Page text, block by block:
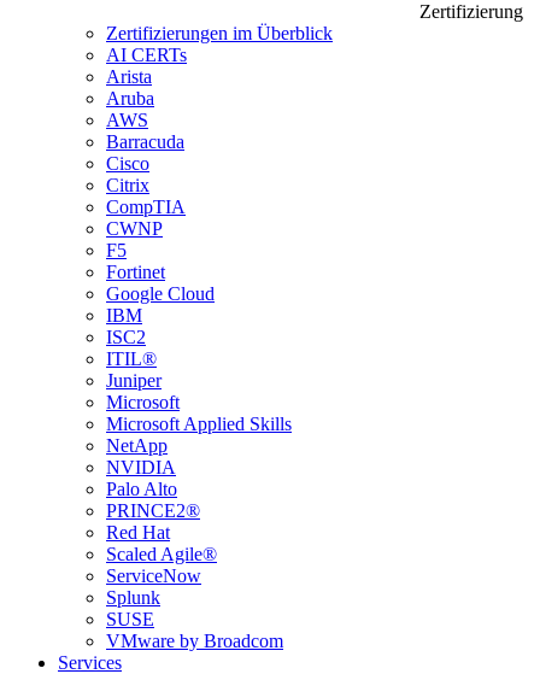
Zertifizierung
Zertifizierungen im Überblick
AI CERTs
Arista
Aruba
AWS
Barracuda
Cisco
Citrix
CompTIA
CWNP
F5
Fortinet
Google Cloud
IBM
ISC2
ITIL®
Juniper
Microsoft
Microsoft Applied Skills
NetApp
NVIDIA
Palo Alto
PRINCE2®
Red Hat
Scaled Agile®
ServiceNow
Splunk
SUSE
VMware by Broadcom
Services